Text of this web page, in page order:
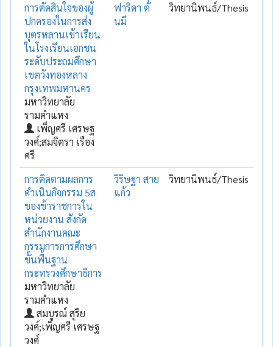
การตัดสินใจของผู้
ปกครองในการส่ง
บุตรหลานเข้าเรียน
ในโรงเรียนเอกชน
ระดับประถมศึกษา
เขตวังทองหลาง
กรุงเทพมหานคร
มหาวิทยาลัย
รามคำแหง
เพ็ญศรี เศรษฐ
วงศ์;สมจิตรา เรือง
ศรี
ฟาริดา ตั่
นมี
วิทยานิพนธ์/Thesis
การติดตามผลการ
ดำเนินกิจกรรม 5ส
ของข้าราชการใน
หน่วยงาน สังกัด
สำนักงานคณะ
กรรมการการศึกษา
ขั้นพื้นฐาน
กระทรวงศึกษาธิการ
มหาวิทยาลัย
รามคำแหง
สมบูรณ์ สุริย
วงศ์;เพ็ญศรี เศรษฐ
วงศ์
วิริษฐา สาย
แก้ว
วิทยานิพนธ์/Thesis